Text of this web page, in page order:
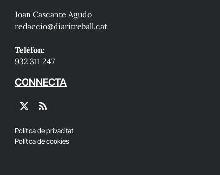
Joan Cascante Agudo
redaccio@diaritreball.cat
Telèfon:
932 311 247
CONNECTA
X
RSS
Política de privacitat
Política de cookies